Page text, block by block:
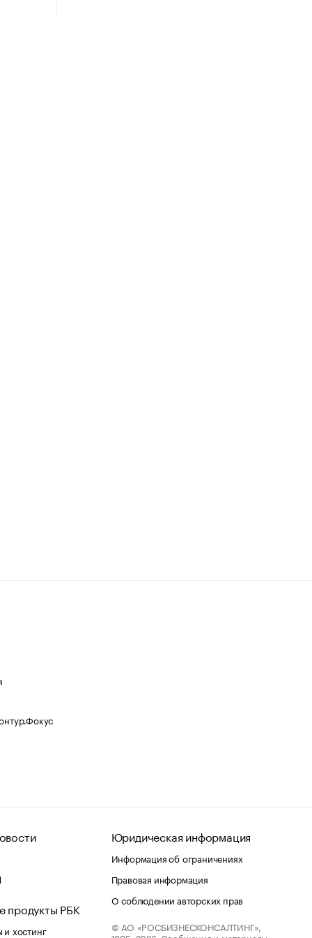
продукты РБК
хостинг
Юридическая информация
Информация об ограничениях
Правовая информация
О соблюдении авторских прав
© АО «РОСБИЗНЕСКОНСАЛТИНГ»,